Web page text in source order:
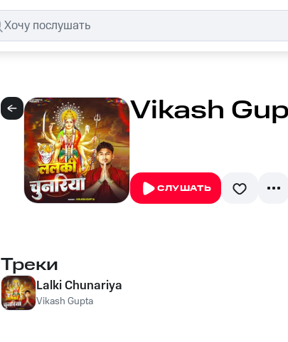
Vikash
СЛУШАТЬ
Треки
Lalki Chunariya
Vikash Gupta